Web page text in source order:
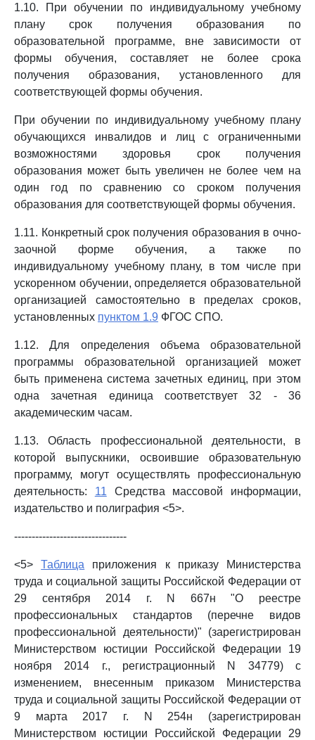
1.10. При обучении по индивидуальному учебному
плану срок получения образования по
образовательной программе, вне зависимости от
формы обучения, составляет не более срока
получения образования, установленного для
соответствующей формы обучения.
При обучении по индивидуальному учебному плану
обучающихся инвалидов и лиц с ограниченными
возможностями здоровья срок получения
образования может быть увеличен не более чем на
один год по сравнению со сроком получения
образования для соответствующей формы обучения.
1.11. Конкретный срок получения образования в очно-
заочной форме обучения, а также по
индивидуальному учебному плану, в том числе при
ускоренном обучении, определяется образовательной
организацией самостоятельно в пределах сроков,
установленных пунктом 1.9 ФГОС СПО.
1.12. Для определения объема образовательной
программы образовательной организацией может
быть применена система зачетных единиц, при этом
одна зачетная единица соответствует 32 - 36
академическим часам.
1.13. Область профессиональной деятельности, в
которой выпускники, освоившие образовательную
программу, могут осуществлять профессиональную
деятельность: 11 Средства массовой информации,
издательство и полиграфия <5>.
--------------------------------
<5>Таблица приложения к приказу Министерства
труда и социальной защиты Российской Федерации от
29 сентября 2014 г. N 667н "О реестре
профессиональных стандартов (перечне видов
профессиональной деятельности)" (зарегистрирован
Министерством юстиции Российской Федерации 19
ноября 2014 г., регистрационный N 34779) с
изменением, внесенным приказом Министерства
труда и социальной защиты Российской Федерации от
9 марта 2017 г. N 254н (зарегистрирован
Министерством юстиции Российской Федерации 29